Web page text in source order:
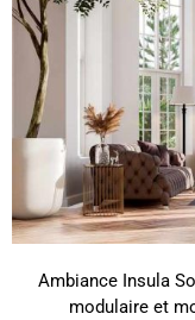
Ambiance Insula
modulaire et